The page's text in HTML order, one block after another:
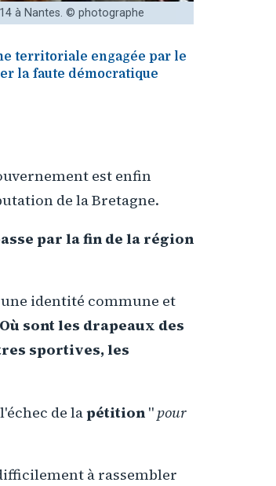
à Nantes. © photographe
territoriale engagée par le
la faute démocratique
est enfin
de la Bretagne.
par la fin de la région
une identité commune et
Où sont les drapeaux des
sportives, les
de lapétition " pour
à rassembler